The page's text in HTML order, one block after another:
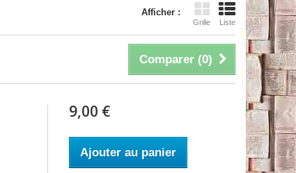
Afficher :
Grille Liste
Comparer (0)
9,00 €
Ajouter au panier